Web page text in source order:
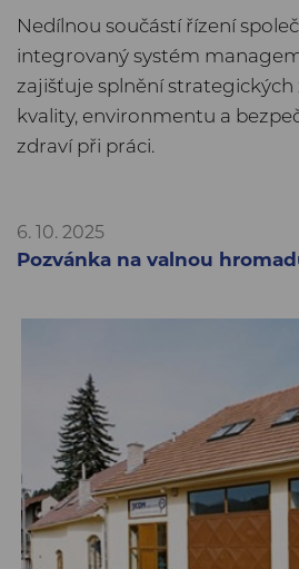
Nedílnou součástí řízení
integrovaný systém
zajišťuje splnění
kvality, environmentu a
zdraví při práci.
6. 10. 2025
Pozvánka na valnou